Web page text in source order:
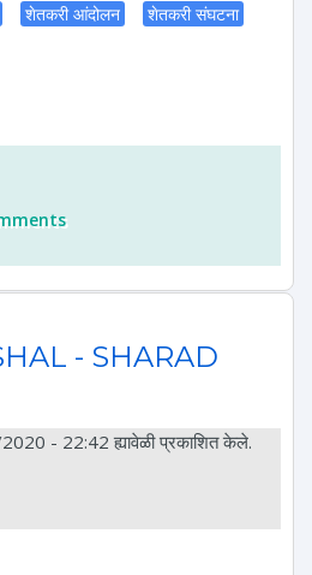
शेतकरी आंदोलन शेतकरी संघटना
नव्हे, शेतकर्‍यांचा स्वातंत्र्यसूर्य
- SHARAD
- 22:42 ह्यावेळी प्रकाशित केले.